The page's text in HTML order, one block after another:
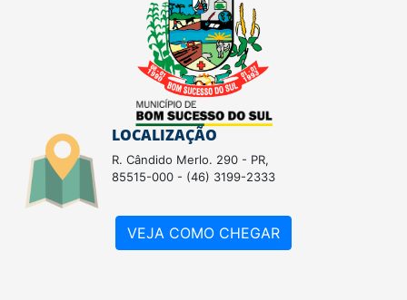
LOCALIZAÇÃO
R. Cândido Merlo. 290 - PR,
85515-000 - (46) 3199-2333
VEJA COMO CHEGAR